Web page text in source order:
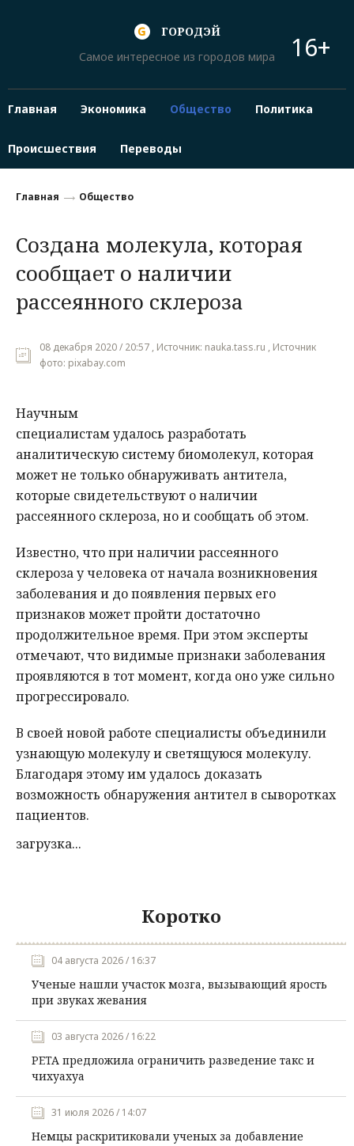
ГОРОДЭЙ
Самое интересное из городов мира
16+
Главная Экономика Общество Политика
Происшествия Переводы
Главная Общество
Создана молекула, которая
сообщает о наличии
рассеянного склероза
08 декабря 2020 / 20:57 , Источник: nauka.tass.ru , Источник
фото: pixabay.com
Научным
специалистам удалось разработать
аналитическую систему биомолекул, которая
может не только обнаруживать антитела,
которые свидетельствуют о наличии
рассеянного склероза, но и сообщать об этом.
Известно, что при наличии рассеянного
склероза у человека от начала возникновения
заболевания и до появления первых его
признаков может пройти достаточно
продолжительное время. При этом эксперты
отмечают, что видимые признаки заболевания
проявляются в тот момент, когда оно уже сильно
прогрессировало.
В своей новой работе специалисты объединили
узнающую молекулу и светящуюся молекулу.
Благодаря этому им удалось доказать
возможность обнаружения антител в сыворотках
пациентов.
загрузка...
Коротко
04 августа 2026 / 16:37
Ученые нашли участок мозга, вызывающий ярость
при звуках жевания
03 августа 2026 / 16:22
PETA предложила ограничить разведение такс и
чихуахуа
31 июля 2026 / 14:07
Немцы раскритиковали ученых за добавление